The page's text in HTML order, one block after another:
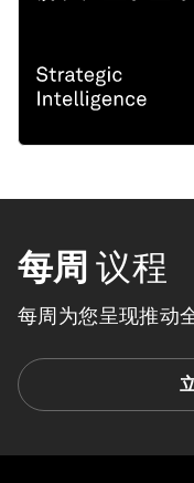
每周 议程
每周为您呈现推动